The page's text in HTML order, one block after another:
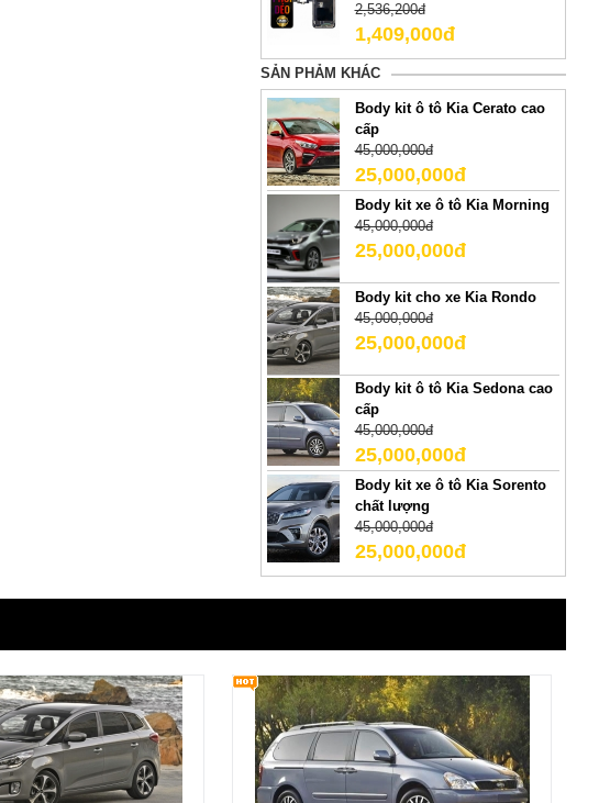
2,536,200đ
1,409,000đ
SẢN PHẢM KHÁC
Body kit ô tô Kia Cerato cao
cấp
45,000,000đ
25,000,000đ
Body kit xe ô tô Kia Morning
45,000,000đ
25,000,000đ
Body kit cho xe Kia Rondo
45,000,000đ
25,000,000đ
Body kit ô tô Kia Sedona cao
cấp
45,000,000đ
25,000,000đ
Body kit xe ô tô Kia Sorento
chất lượng
45,000,000đ
25,000,000đ